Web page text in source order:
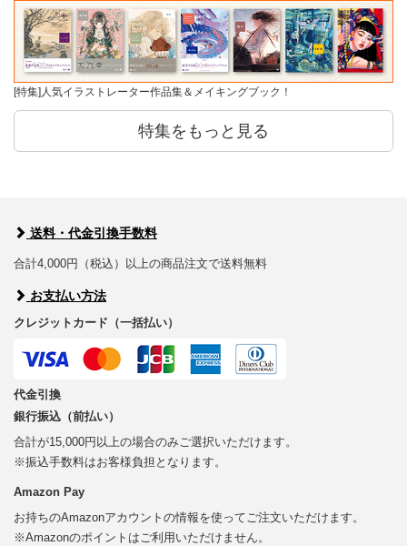
[特集]人気イラストレーター作品集＆メイキングブック！
特集をもっと見る
送料・代金引換手数料
合計4,000円（税込）以上の商品注文で送料無料
お支払い方法
クレジットカード（一括払い）
代金引換
銀行振込（前払い）
合計が15,000円以上の場合のみご選択いただけます。
※振込手数料はお客様負担となります。
Amazon Pay
お持ちのAmazonアカウントの情報を使ってご注文いただけます。
※Amazonのポイントはご利用いただけません。